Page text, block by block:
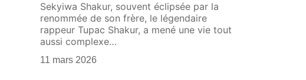
Sekyiwa Shakur, souvent éclipsée par la
renommée de son frère, le légendaire
rappeur Tupac Shakur, a mené une vie tout
aussi complexe…
11 mars 2026